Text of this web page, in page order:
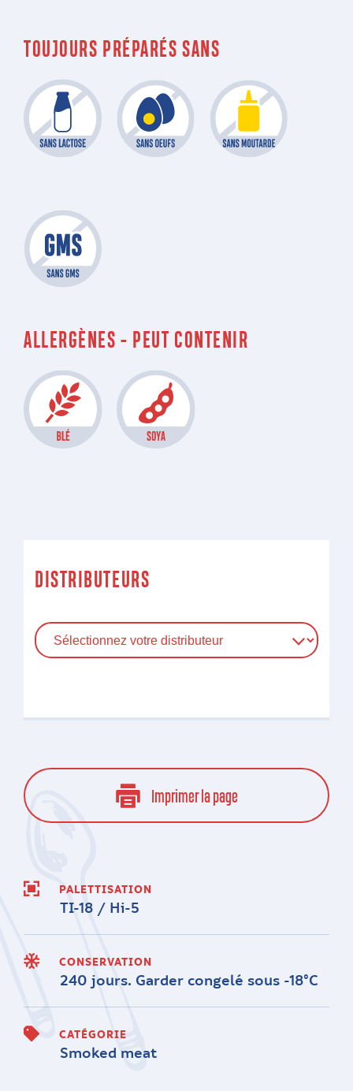
DISTRIBUTEURS
Imprimer la page
PALETTISATION
TI-18 / Hi-5
CONSERVATION
240 jours. Garder congelé sous -18°C
CATÉGORIE
Smoked meat
TOUJOURS PRÉPARÉS SANS
ALLERGÈNES - PEUT CONTENIR